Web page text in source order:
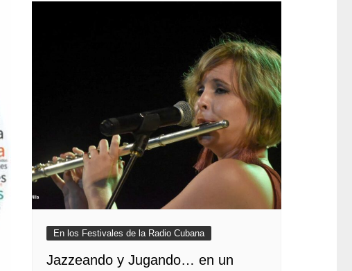
En los Festivales de la Radio Cubana
Jazzeando y Jugando… en un